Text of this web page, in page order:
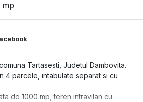
Tartasesti, Judetul Dambovita.
4 parcele, intabulate separat si cu
de 1000 mp, teren intravilan cu